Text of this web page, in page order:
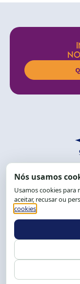
Tel.: (71)
Siga